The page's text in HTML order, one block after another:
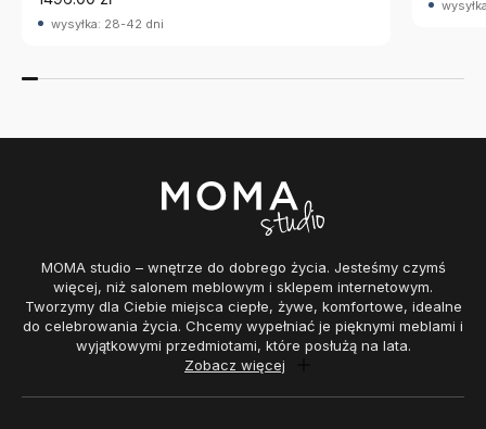
wysyłka: 28-42 dni
MOMA studio – wnętrze do dobrego życia. Jesteśmy czymś
więcej, niż salonem meblowym i sklepem internetowym.
Tworzymy dla Ciebie miejsca ciepłe, żywe, komfortowe, idealne
do celebrowania życia. Chcemy wypełniać je pięknymi meblami i
wyjątkowymi przedmiotami, które posłużą na lata.
Zobacz więcej